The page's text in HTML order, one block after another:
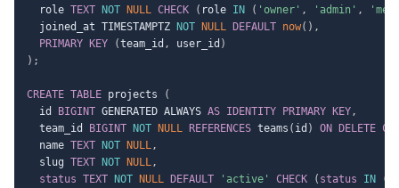
  role
TEXT NOT NULL CHECK ( role IN ( 'owner' , 'admin' ,
  joined_at TIMESTAMPTZ
NOT NULL DEFAULT now( ) ,
PRIMARY
KEY (team_id , user_id )
) ;
CREATE TABLE projects
(
  id
BIGINT GENERATED ALWAYS AS IDENTITY PRIMARY KEY,
  team_id
BIGINT NOT NULL REFERENCES teams ( id ) ON DELETE
  name
TEXT NOT NULL,
  slug
TEXT NOT NULL,
status TEXT NOT NULL DEFAULT 'active' CHECK ( status IN (